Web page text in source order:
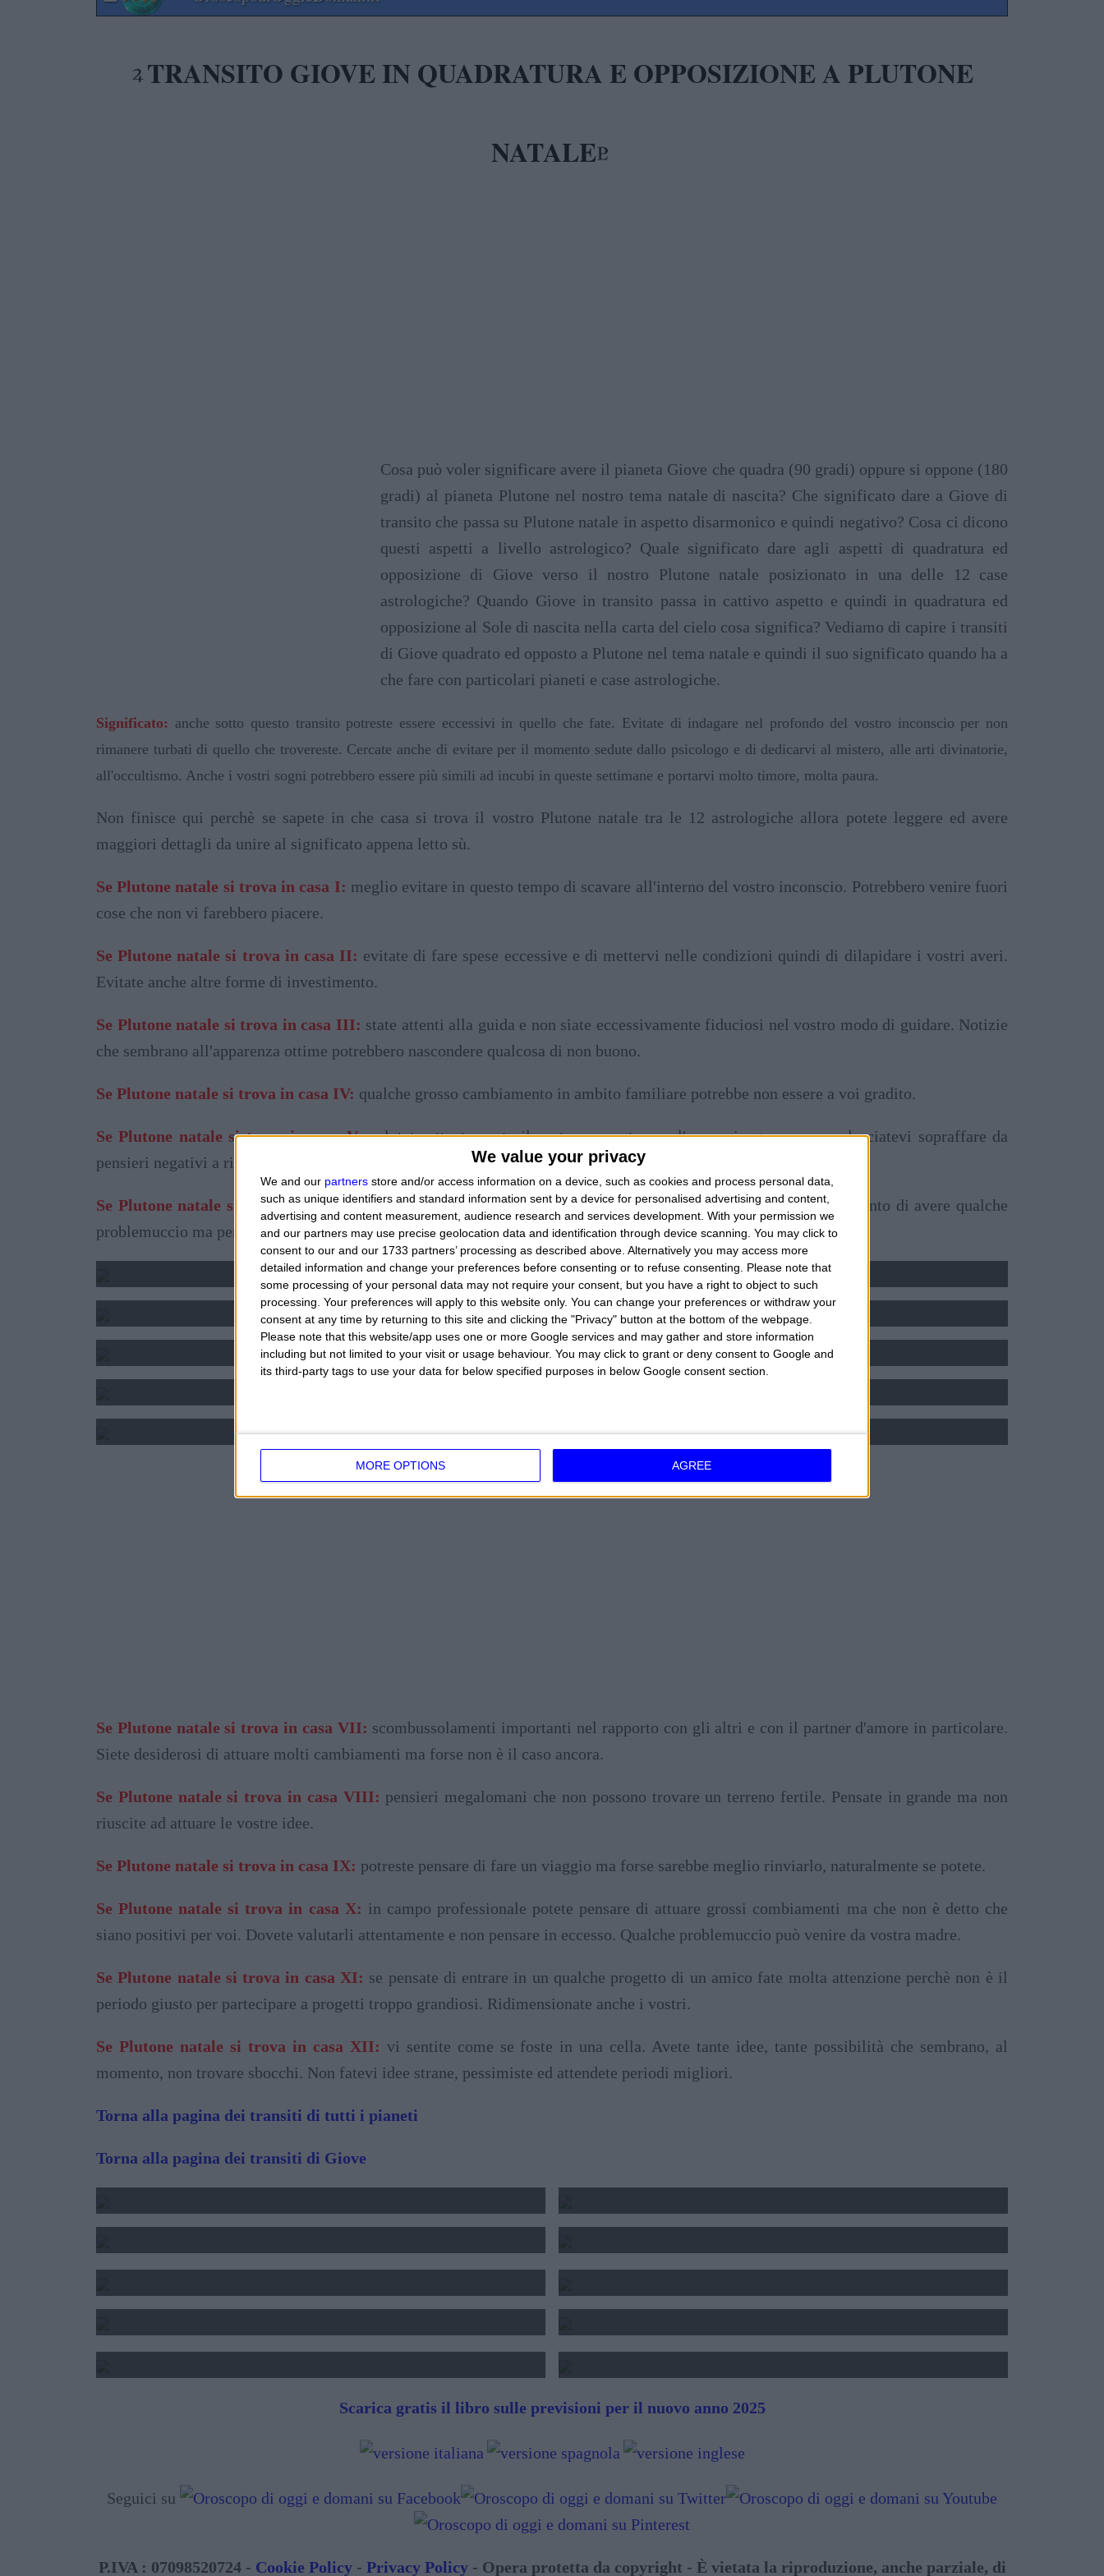
We value your privacy
We and our partners store and/or access information on a device, such as cookies and process personal data,
such as unique identifiers and standard information sent by a device for personalised advertising and content,
advertising and content measurement, audience research and services development. With your permission we
and our partners may use precise geolocation data and identification through device scanning. You may click to
consent to our and our 1733 partners’ processing as described above. Alternatively you may access more
detailed information and change your preferences before consenting or to refuse consenting.
Please note that
some processing of your personal data may not require your consent, but you have a right to object to such
processing. Your preferences will apply to this website only. You can change your preferences or withdraw your
consent at any time by returning to this site and clicking the "Privacy" button at the bottom of the webpage.
Please note that this website/app uses one or more Google services and may gather and store information
including but not limited to your visit or usage behaviour. You may click to grant or deny consent to Google and
its third-party tags to use your data for below specified purposes in below Google consent section.
MORE OPTIONS AGREE
TRANSITO GIOVE IN QUADRATURA E OPPOSIZIONE A PLUTONE
NATALE
Cosa può voler significare avere il pianeta Giove che quadra (90 gradi) oppure si oppone (180
gradi) al pianeta Plutone nel nostro tema natale di nascita? Che significato dare a Giove di
transito che passa su Plutone natale in aspetto disarmonico e quindi negativo? Cosa ci dicono
questi aspetti a livello astrologico? Quale significato dare agli aspetti di quadratura ed
opposizione di Giove verso il nostro Plutone natale posizionato in una delle 12 case
astrologiche? Quando Giove in transito passa in cattivo aspetto e quindi in quadratura ed
opposizione al Sole di nascita nella carta del cielo cosa significa? Vediamo di capire i transiti
di Giove quadrato ed opposto a Plutone nel tema natale e quindi il suo significato quando ha a
che fare con particolari pianeti e case astrologiche.
Significato: anche sotto questo transito potreste essere eccessivi in quello che fate. Evitate di indagare nel profondo del vostro inconscio per non
rimanere turbati di quello che trovereste. Cercate anche di evitare per il momento sedute dallo psicologo e di dedicarvi al mistero, alle arti divinatorie,
all'occultismo. Anche i vostri sogni potrebbero essere più simili ad incubi in queste settimane e portarvi molto timore, molta paura.
Non finisce qui perchè se sapete in che casa si trova il vostro Plutone natale tra le 12 astrologiche allora potete leggere ed avere
maggiori dettagli da unire al significato appena letto sù.
Se Plutone natale si trova in casa I: meglio evitare in questo tempo di scavare all'interno del vostro inconscio. Potrebbero venire fuori
cose che non vi farebbero piacere.
Se Plutone natale si trova in casa II: evitate di fare spese eccessive e di mettervi nelle condizioni quindi di dilapidare i vostri averi.
Evitate anche altre forme di investimento.
Se Plutone natale si trova in casa III: state attenti alla guida e non siate eccessivamente fiduciosi nel vostro modo di guidare. Notizie
che sembrano all'apparenza ottime potrebbero nascondere qualcosa di non buono.
Se Plutone natale si trova in casa IV: qualche grosso cambiamento in ambito familiare potrebbe non essere a voi gradito.
Se Plutone natale si trova in casa V:valutate attentamente il vostro rapporto con l'amore in genere e non lasciatevi sopraffare da
pensieri negativi a riguardo. Meglio evitare di fare baldoria in questi giorni.
Se Plutone natale si trova in casa VI:è consigliabile fare una visita medica perchè potreste magari rendervi conto di avere qualche
problemuccio ma perfettamente risolvibile. Non siate troppo esigenti con i vostri colleghi di lavoro.
PAOLO FOX - LA SETTIMANA
DAL 3 AL 9 AGOSTO 2026
BRANKO - OROSCOPO DI OGGI
VENERDÌ 7 AGOSTO 2026
OROSCOPO DI OGGI
VENERDÌ 7 AGOSTO 2026
OROSCOPO DI DOMANI
SABATO 8 AGOSTO 2026
OROSCOPO DELLA SETTIMANA
DAL 3 AL 9 AGOSTO 2026
OROSCOPO DEL MESE
AGOSTO 2026
2025 - SEGNI E FORTUNA 2025 - OROSCOPO ESTATE
2024 2025 - OROSCOPO INVERNO 2025 - OROSCOPO DEL NUOVO ANNO
Se Plutone natale si trova in casa VII: scombussolamenti importanti nel rapporto con gli altri e con il partner d'amore in particolare.
Siete desiderosi di attuare molti cambiamenti ma forse non è il caso ancora.
Se Plutone natale si trova in casa VIII: pensieri megalomani che non possono trovare un terreno fertile. Pensate in grande ma non
riuscite ad attuare le vostre idee.
Se Plutone natale si trova in casa IX: potreste pensare di fare un viaggio ma forse sarebbe meglio rinviarlo, naturalmente se potete.
Se Plutone natale si trova in casa X: in campo professionale potete pensare di attuare grossi combiamenti ma che non è detto che
siano positivi per voi. Dovete valutarli attentamente e non pensare in eccesso. Qualche problemuccio può venire da vostra madre.
Se Plutone natale si trova in casa XI: se pensate di entrare in un qualche progetto di un amico fate molta attenzione perchè non è il
periodo giusto per partecipare a progetti troppo grandiosi. Ridimensionate anche i vostri.
Se Plutone natale si trova in casa XII: vi sentite come se foste in una cella. Avete tante idee, tante possibilità che sembrano, al
momento, non trovare sbocchi. Non fatevi idee strane, pessimiste ed attendete periodi migliori.
Torna alla pagina dei transiti di tutti i pianeti
Torna alla pagina dei transiti di Giove
SOLE LUNA E ASCENDENTE - CALCOLO CALCOLO DEL TEMA NATALE
DATA DI NASCITA E NUMERI SEGNI DI PERSONE FAMOSE
Scarica gratis il libro sulle previsioni per il nuovo anno 2025
Seguici su
P.IVA : 07098520724 - Cookie Policy- Privacy Policy- Opera protetta da copyright - È vietata la riproduzione, anche parziale, di